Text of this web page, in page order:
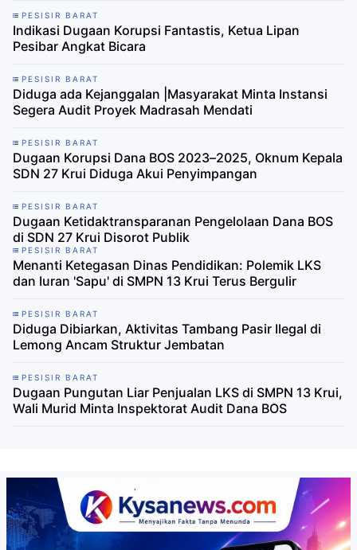
PESISIR BARAT
Indikasi Dugaan Korupsi Fantastis, Ketua Lipan
Pesibar Angkat Bicara
PESISIR BARAT
Diduga ada Kejanggalan |Masyarakat Minta Instansi
Segera Audit Proyek Madrasah Mendati
PESISIR BARAT
Dugaan Korupsi Dana BOS 2023–2025, Oknum Kepala
SDN 27 Krui Diduga Akui Penyimpangan
PESISIR BARAT
​Dugaan Ketidaktransparanan Pengelolaan Dana BOS
di SDN 27 Krui Disorot Publik
PESISIR BARAT
​Menanti Ketegasan Dinas Pendidikan: Polemik LKS
dan Iuran 'Sapu' di SMPN 13 Krui Terus Bergulir
PESISIR BARAT
Diduga Dibiarkan, Aktivitas Tambang Pasir Ilegal di
Lemong Ancam Struktur Jembatan
PESISIR BARAT
Dugaan Pungutan Liar Penjualan LKS di SMPN 13 Krui,
Wali Murid Minta Inspektorat Audit Dana BOS